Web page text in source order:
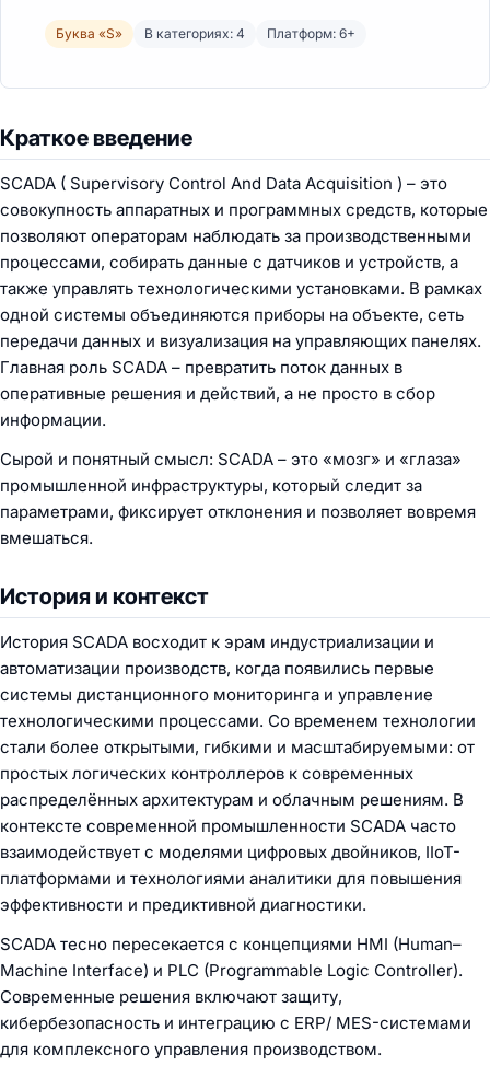
Буква «S» В категориях: 4 Платформ: 6+
Краткое введение
SCADA ( Supervisory Control And Data Acquisition ) – это
совокупность аппаратных и программных средств, которые
позволяют операторам наблюдать за производственными
процессами, собирать данные с датчиков и устройств, а
также управлять технологическими установками. В рамках
одной системы объединяются приборы на объекте, сеть
передачи данных и визуализация на управляющих панелях.
Главная роль SCADA – превратить поток данных в
оперативные решения и действий, а не просто в сбор
информации.
Сырой и понятный смысл: SCADA – это «мозг» и «глаза»
промышленной инфраструктуры, который следит за
параметрами, фиксирует отклонения и позволяет вовремя
вмешаться.
История и контекст
История SCADA восходит к эрам индустриализации и
автоматизации производств, когда появились первые
системы дистанционного мониторинга и управление
технологическими процессами. Со временем технологии
стали более открытыми, гибкими и масштабируемыми: от
простых логических контроллеров к современных
распределённых архитектурам и облачным решениям. В
контексте современной промышленности SCADA часто
взаимодействует с моделями цифровых двойников, IIoT-
платформами и технологиями аналитики для повышения
эффективности и предиктивной диагностики.
SCADA тесно пересекается с концепциями HMI (Human–
Machine Interface) и PLC (Programmable Logic Controller).
Современные решения включают защиту,
кибербезопасность и интеграцию с ERP/ MES-системами
для комплексного управления производством.